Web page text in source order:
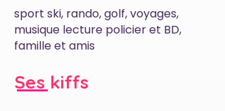
sport ski, rando, golf, voyages,
musique lecture policier et BD,
famille et amis
Ses kiffs